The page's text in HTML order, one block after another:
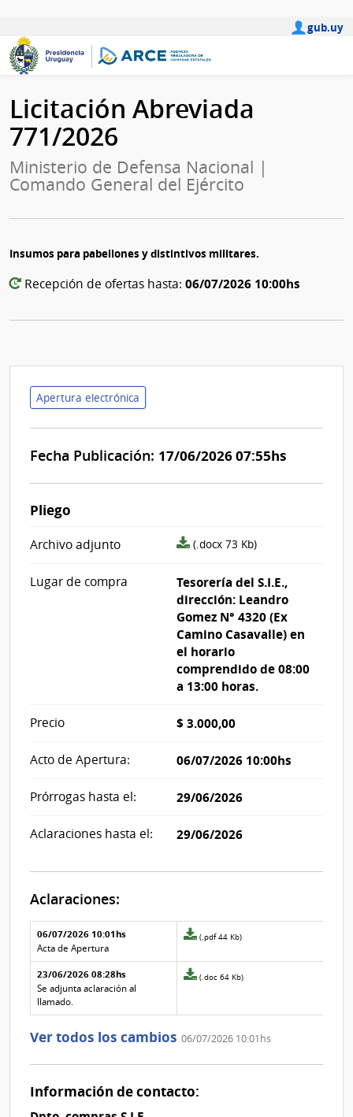
gub.uy
Licitación Abreviada
771/2026
Ministerio de Defensa Nacional |
Comando General del Ejército
Insumos para pabellones y distintivos militares.
Recepción de ofertas hasta: 06/07/2026 10:00hs
Apertura electrónica
Fecha Publicación: 17/06/2026 07:55hs
Pliego
Archivo adjunto
archivo
(.docx 73 Kb)
Lugar de compra
Tesorería del S.I.E.,
dirección: Leandro
Gomez N° 4320 (Ex
Camino Casavalle) en
el horario
comprendido de 08:00
a 13:00 horas.
Precio $ 3.000,00
Acto de Apertura: 06/07/2026 10:00hs
Prórrogas hasta el: 29/06/2026
Aclaraciones hasta el: 29/06/2026
Aclaraciones:
Aclaraciones del llamado
Fecha y
texto de
la
aclaración
Archivo
de la
aclaración
06/07/2026 10:01hs
Acta de Apertura
Archivo
de
la
1
(.pdf 44 Kb)
23/06/2026 08:28hs
Se adjunta aclaración al
llamado.
Archivo
la
Nº
(.doc 64 Kb)
Ver todos los cambios 06/07/2026 10:01hs
Información de contacto: